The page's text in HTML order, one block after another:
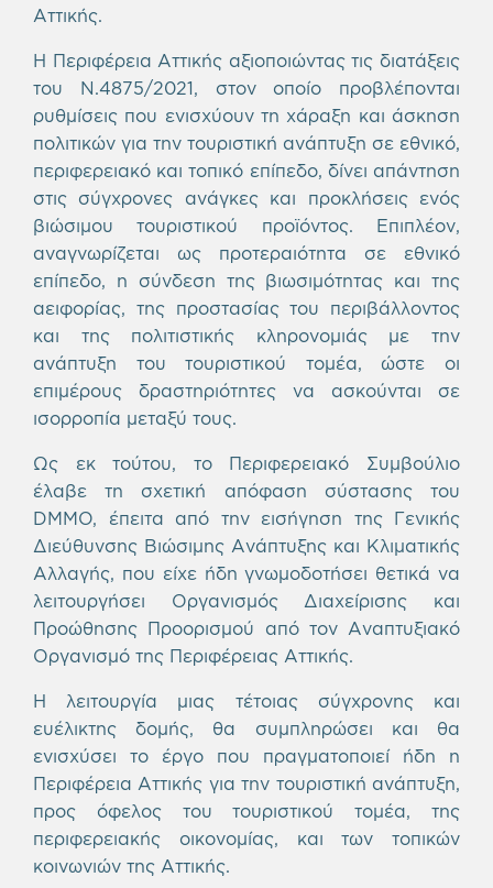
Αττικής.
Η Περιφέρεια Αττικής αξιοποιώντας τις διατάξεις
του Ν.4875/2021, στον οποίο προβλέπονται
ρυθμίσεις που ενισχύουν τη χάραξη και άσκηση
πολιτικών για την τουριστική ανάπτυξη σε εθνικό,
περιφερειακό και τοπικό επίπεδο, δίνει απάντηση
στις σύγχρονες ανάγκες και προκλήσεις ενός
βιώσιμου τουριστικού προϊόντος. Επιπλέον,
αναγνωρίζεται ως προτεραιότητα σε εθνικό
επίπεδο, η σύνδεση της βιωσιμότητας και της
αειφορίας, της προστασίας του περιβάλλοντος
και της πολιτιστικής κληρονομιάς με την
ανάπτυξη του τουριστικού τομέα, ώστε οι
επιμέρους δραστηριότητες να ασκούνται σε
ισορροπία μεταξύ τους.
Ως εκ τούτου, το Περιφερειακό Συμβούλιο
έλαβε τη σχετική απόφαση σύστασης του
DMMO, έπειτα από την εισήγηση της Γενικής
Διεύθυνσης Βιώσιμης Ανάπτυξης και Κλιματικής
Αλλαγής, που είχε ήδη γνωμοδοτήσει θετικά να
λειτουργήσει Οργανισμός Διαχείρισης και
Προώθησης Προορισμού από τον Αναπτυξιακό
Οργανισμό της Περιφέρειας Αττικής.
Η λειτουργία μιας τέτοιας σύγχρονης και
ευέλικτης δομής, θα συμπληρώσει και θα
ενισχύσει το έργο που πραγματοποιεί ήδη η
Περιφέρεια Αττικής για την τουριστική ανάπτυξη,
προς όφελος του τουριστικού τομέα, της
περιφερειακής οικονομίας, και των τοπικών
κοινωνιών της Αττικής.